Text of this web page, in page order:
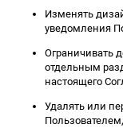
Изменять
уведомления
Ограничивать
отдельным
настоящего
Удалять или